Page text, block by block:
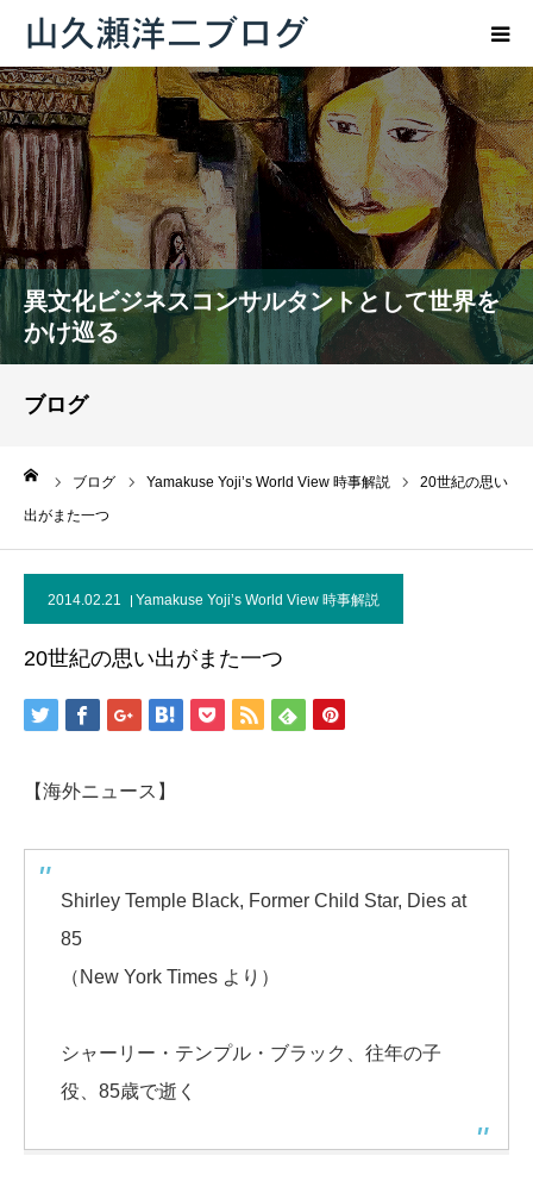
異文化ビジネスコンサルタントとして世界を
かけ巡る
ブログ
ブログ Yamakuse Yoji’s World View 時事解説
20世紀の思い
出がまた一つ
2014.02.21 Yamakuse Yoji’s World View 時事解説
20世紀の思い出がまた一つ
【海外ニュース】
Shirley Temple Black, Former Child Star, Dies at
85
（New York Times より）
シャーリー・テンプル・ブラック、往年の子
役、85歳で逝く
トップページ
ブログ
プロフィール
お問い合わせ